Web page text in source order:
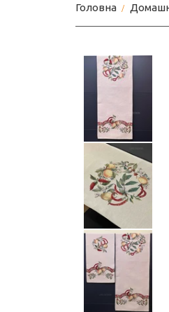
Головна